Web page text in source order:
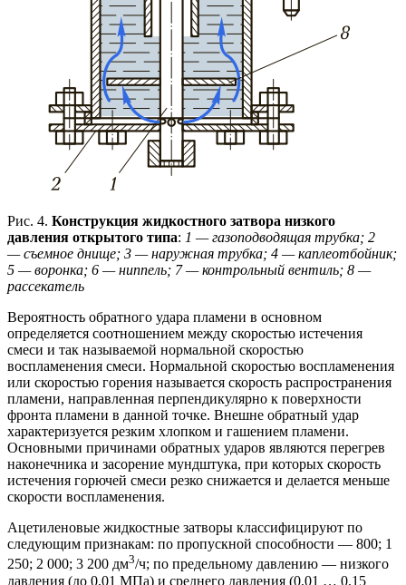
Рис. 4. Конструкция жидкостного затвора низкого
давления открытого типа: 1 — газоподводящая трубка; 2
—съемное днище; 3 — наружная трубка; 4 — каплеотбойник;
5 — воронка; 6 — ниппель; 7 — контрольный вентиль; 8 —
рассекатель
Вероятность обратного удара пламени в основном
определяется соотношением между скоростью истечения
смеси и так называемой нормальной скоростью
воспламенения смеси. Нормальной скоростью воспламенения
или скоростью горения называется скорость распространения
пламени, направленная перпендикулярно к поверхности
фронта пламени в данной точке. Внешне обратный удар
характеризуется резким хлопком и гашением пламени.
Основными причинами обратных ударов являются перегрев
наконечника и засорение мундштука, при которых скорость
истечения горючей смеси резко снижается и делается меньше
скорости воспламенения.
Ацетиленовые жидкостные затворы классифицируют по
следующим признакам: по пропускной способности — 800; 1
250; 2 000; 3 200 дм3/ч; по предельному давлению — низкого
давления (до 0,01 МПа) и среднего давления (0,01 … 0,15